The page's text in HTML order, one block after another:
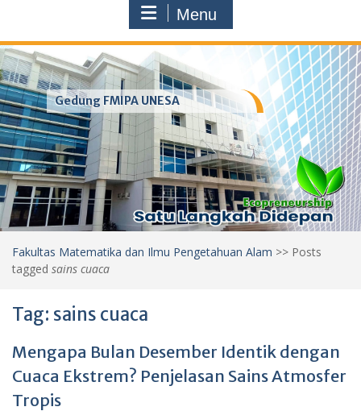
Menu
Gedung FMIPA UNESA
Fakultas Matematika dan Ilmu Pengetahuan Alam >> Posts
tagged sains cuaca
Tag: sains cuaca
Mengapa Bulan Desember Identik dengan
Cuaca Ekstrem? Penjelasan Sains Atmosfer
Tropis